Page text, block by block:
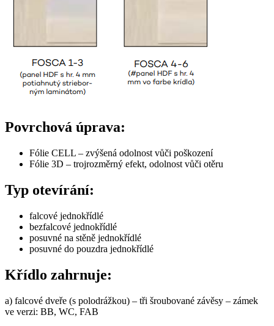
Povrchová úprava:
Fólie CELL – zvýšená odolnost vůči poškození
Fólie 3D – trojrozměrný efekt, odolnost vůči otěru
Typ otevírání:
falcové jednokřídlé
bezfalcové jednokřídlé
posuvné na stěně jednokřídlé
posuvné do pouzdra jednokřídlé
Křídlo zahrnuje:
a) falcové dveře (s polodrážkou) – tři šroubované závěsy – zámek
ve verzi: BB, WC, FAB